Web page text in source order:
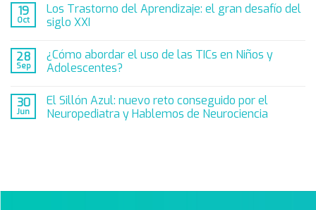
19
Oct
Los Trastorno del Aprendizaje: el gran desafío del
siglo XXI
28
Sep
¿Cómo abordar el uso de las TICs en Niños y
Adolescentes?
30
Jun
El Sillón Azul: nuevo reto conseguido por el
Neuropediatra y Hablemos de Neurociencia